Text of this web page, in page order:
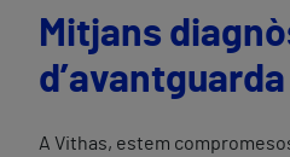
Mitjans
d’avantguarda
A Vithas, estem